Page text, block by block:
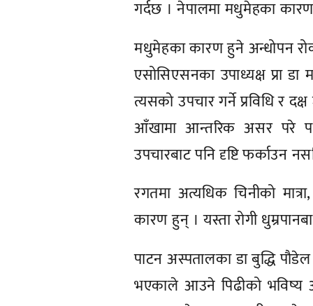
गर्दछ । नेपालमा मधुमेहका
मधुमेहका कारण हुने अन्धोपन
एसोसिएसनका उपाध्यक्ष प्रा
त्यसको उपचार गर्ने प्रविधि र
आँखामा आन्तरिक असर परे
उपचारबाट पनि दृष्टि फर्काउन
रगतमा अत्यधिक चिनीको
कारण हुन् । यस्ता रोगी
पाटन अस्पतालका डा बुद्धि
भएकाले आउने पिढीको भविष्य